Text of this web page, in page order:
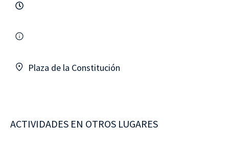
Plaza de la Constitución
ACTIVIDADES EN OTROS LUGARES